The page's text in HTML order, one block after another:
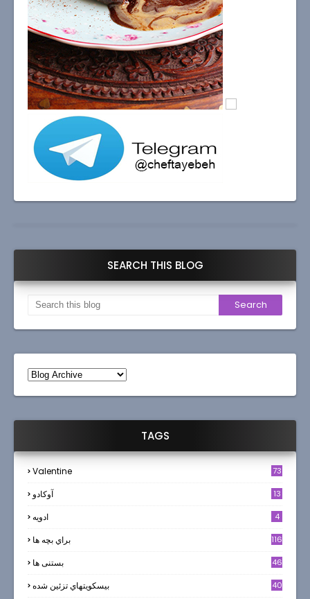
SEARCH THIS BLOG
TAGS
Valentine 73
آوکادو 13
ادويه 4
براي بچه ها 116
بستنی ها 46
بيسكويتهاي تزئين شده 40